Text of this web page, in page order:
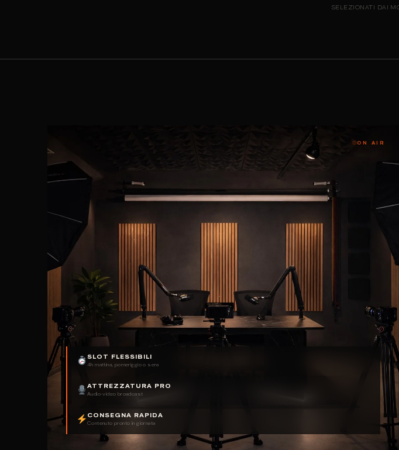
SELEZIONATI DAI
ON AIR
SLOT FLESSIBILI
4h mattina, pomeriggio o sera
ATTREZZATURA PRO
Audio-video broadcast
CONSEGNA RAPIDA
Contenuto pronto in giornata